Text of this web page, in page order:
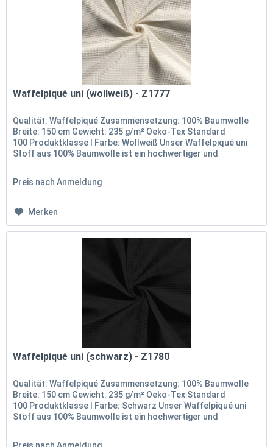
Waffelpiqué uni (wollweiß) - Z1777
Qualität: Waffelpiqué Zusammensetzung: 100% Baumwolle
Breite: 150 cm Gewicht: 235 g/m² Oeko-Tex Standard
100 Produktklasse I Farbe: Wollweiß Unser Waffelpiqué uni
Stoff aus 100% Baumwolle ist ein hochwertiger und
Preis nach Anmeldung
Merken
Waffelpiqué uni (schwarz) - Z1780
Qualität: Waffelpiqué Zusammensetzung: 100% Baumwolle
Breite: 150 cm Gewicht: 235 g/m² Oeko-Tex Standard
100 Produktklasse I Farbe: Schwarz Unser Waffelpiqué uni
Stoff aus 100% Baumwolle ist ein hochwertiger und
Preis nach Anmeldung